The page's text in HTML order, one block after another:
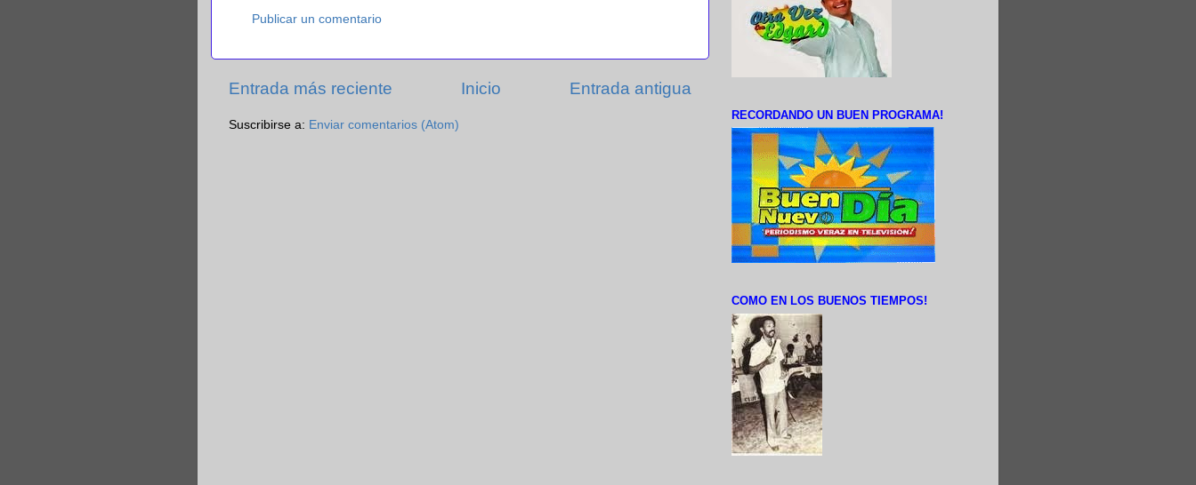
Publicar un comentario
Entrada más reciente Entrada antigua
Inicio
Suscribirse a: Enviar comentarios (Atom)
RECORDANDO UN BUEN PROGRAMA!
COMO EN LOS BUENOS TIEMPOS!